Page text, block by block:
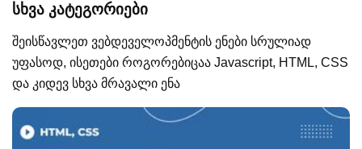
სხვა კატეგორიები
შეისწავლეთ ვებდეველოპმენტის ენები სრულიად
უფასოდ, ისეთები როგორებიცაა Javascript, HTML, CSS
და კიდევ სხვა მრავალი ენა